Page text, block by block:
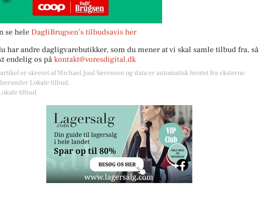
se hele DagliBrugsen’s tilbudsavis her
har andre dagligvarebutikker, som du mener at vi skal samle tilbud fra, så
endelig os på kontakt@voresdigital.dk
er skrevet af Michael Juul Sørensen og data er automatisk hentet fra eksterne
Lokale tilbud.
tilbud